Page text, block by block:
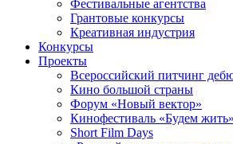
Фестивальные агентства
Грантовые конкурсы
Креативная индустрия
Конкурсы
Проекты
Всероссийский питчинг
Кино большой страны
Форум «Новый вектор»
Кинофестиваль «Будем жить»
Short Film Days